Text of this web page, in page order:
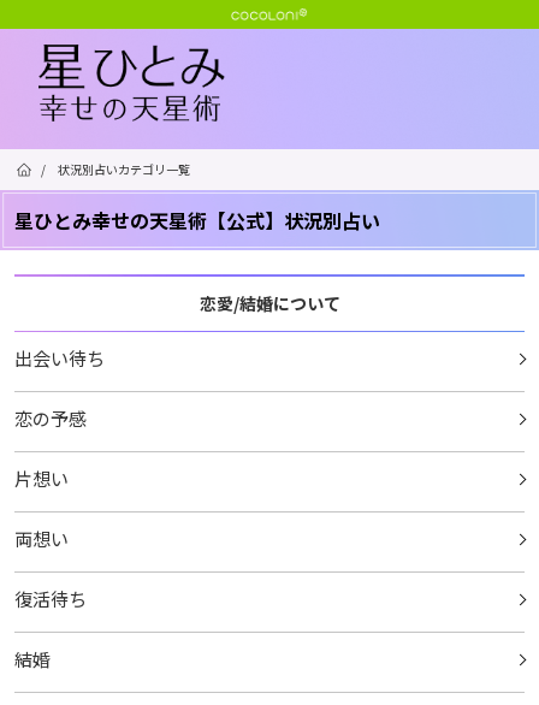
/ 状況別占いカテゴリ一覧
星ひとみ幸せの天星術【公式】状況別占い
恋愛/結婚について
出会い待ち
恋の予感
片想い
両想い
復活待ち
結婚